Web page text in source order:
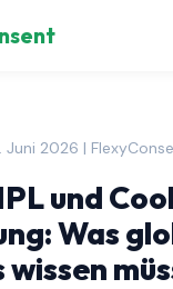
Juni 2026 |
und
Was